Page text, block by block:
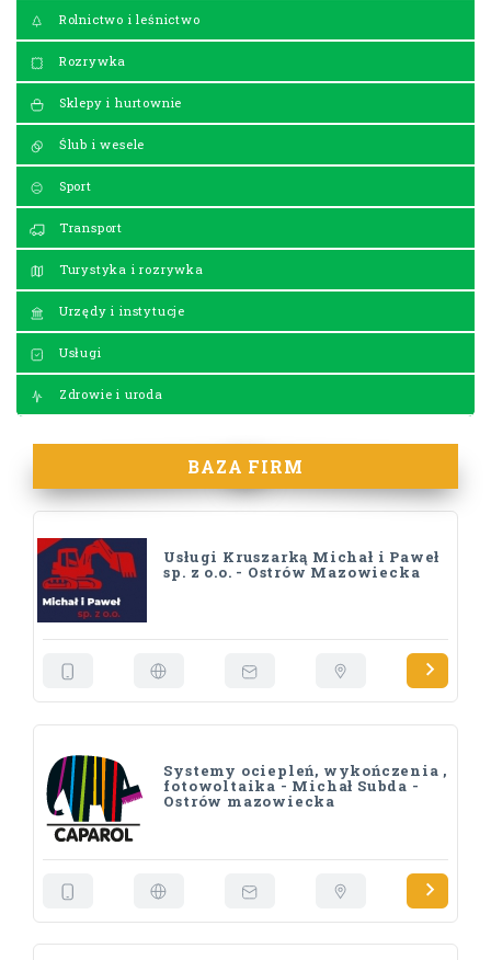
Rolnictwo i leśnictwo
Rozrywka
Sklepy i hurtownie
Ślub i wesele
Sport
Transport
Turystyka i rozrywka
Urzędy i instytucje
Usługi
Zdrowie i uroda
BAZA FIRM
Usługi Kruszarką Michał i Paweł
sp. z o.o. - Ostrów Mazowiecka
Systemy ociepleń, wykończenia ,
fotowoltaika - Michał Subda -
Ostrów mazowiecka